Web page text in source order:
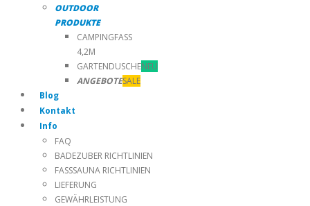
OUTDOOR
PRODUKTE
CAMPINGFASS
4,2M
GARTENDUSCHENEU
ANGEBOTESALE
Blog
Kontakt
Info
FAQ
BADEZUBER RICHTLINIEN
FASSSAUNA RICHTLINIEN
LIEFERUNG
GEWÄHRLEISTUNG